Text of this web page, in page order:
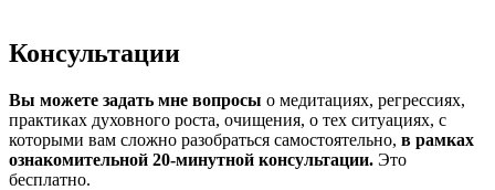
Консультации
Вы можете задать мне вопросы о медитациях, регрессиях,
практиках духовного роста, очищения, о тех ситуациях, с
которыми вам сложно разобраться самостоятельно, в рамках
ознакомительной 20-минутной консультации. Это
бесплатно.